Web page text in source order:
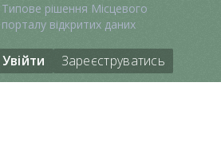
Типове рішення Місцевого
порталу відкритих даних
Увійти Зареєструватись